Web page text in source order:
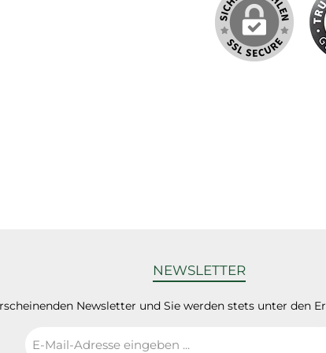
71-3, in vielen
Farbtönen mischbar,
Erfüllt hinsichtlich der
NEWSLETTER
Newsletter und Sie werden stets unter den